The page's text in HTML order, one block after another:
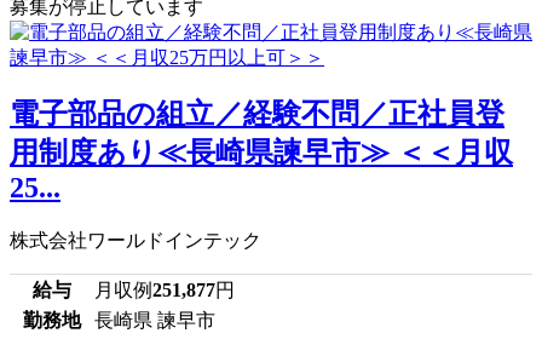
募集が停止しています
電子部品の組立／経験不問／正社員登
用制度あり≪長崎県諫早市≫ ＜＜月収
25...
株式会社ワールドインテック
給与 月収例251,877円
勤務地
長崎県 諫早市